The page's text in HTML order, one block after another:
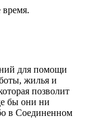
время.
для помощи
жилья и
позволит
бы они ни
в Соединенном